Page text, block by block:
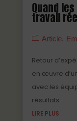
Quand
travail
Article
Retour
en œuvre
avec les
résultats.
LIRE PLUS